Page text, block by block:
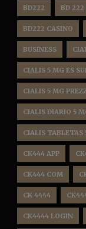
BD222 BD 222
BD222 CASINO
BUSINESS
CIALIS 5 MG ES
CIALIS 5 MG
CIALIS DIARIO 5
CIALIS TABLETAS
CK444 APP
CK444 COM
CK 4444
CK4444 LOGIN